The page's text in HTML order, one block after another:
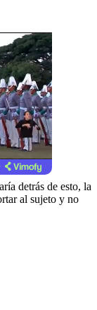
detrás de esto, la
al sujeto y no